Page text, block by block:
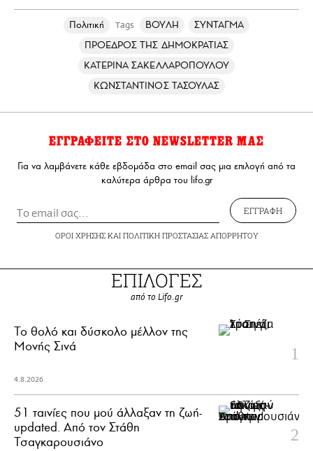
Πολιτική Tags ΒΟΥΛΗ
ΣΥΝΤΑΓΜΑ
ΠΡΟΕΔΡΟΣ ΤΗΣ ΔΗΜΟΚΡΑΤΙΑΣ
ΚΑΤΕΡΙΝΑ ΣΑΚΕΛΛΑΡΟΠΟΥΛΟΥ
ΚΩΝΣΤΑΝΤΙΝΟΣ ΤΑΣΟΥΛΑΣ
ΕΓΓΡΑΦΕΙΤΕ ΣΤΟ NEWSLETTER ΜΑΣ
Για να λαμβάνετε κάθε εβδομάδα στο email σας μια επιλογή από τα
καλύτερα άρθρα του lifo.gr
ΕΓΓΡΑΦΗ
ΟΡΟΙ ΧΡΗΣΗΣΚΑΙ ΠΟΛΙΤΙΚΗ ΠΡΟΣΤΑΣΙΑΣ ΑΠΟΡΡΗΤΟΥ
ΕΠΙΛΟΓΕΣ
από το Lifo.gr
Το θολό και δύσκολο μέλλον της
Μονής Σινά
4.8.2026
51 ταινίες που μού άλλαξαν τη ζωή-
updated. Aπό τον Στάθη
Τσαγκαρουσιάνο